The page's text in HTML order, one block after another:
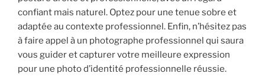
confiant mais naturel. Optez pour une tenue sobre et
adaptée au contexte professionnel. Enfin, n’hésitez pas
à faire appel à un photographe professionnel qui saura
vous guider et capturer votre meilleure expression
pour une photo d’identité professionnelle réussie.